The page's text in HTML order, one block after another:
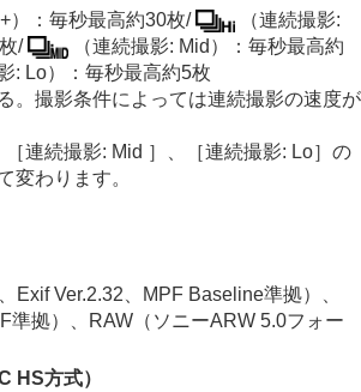
）：毎秒最高約30枚/
（連続撮影:
/
（連続撮影: Mid）：毎秒最高約
: Lo）：毎秒最高約5枚
。撮影条件によっては連続撮影の速度が
［連続撮影: Mid ］、［連続撮影: Lo］の
変わります。
Exif Ver.2.32、MPF Baseline準拠）、
準拠）、RAW（ソニーARW 5.0フォー
HS方式）